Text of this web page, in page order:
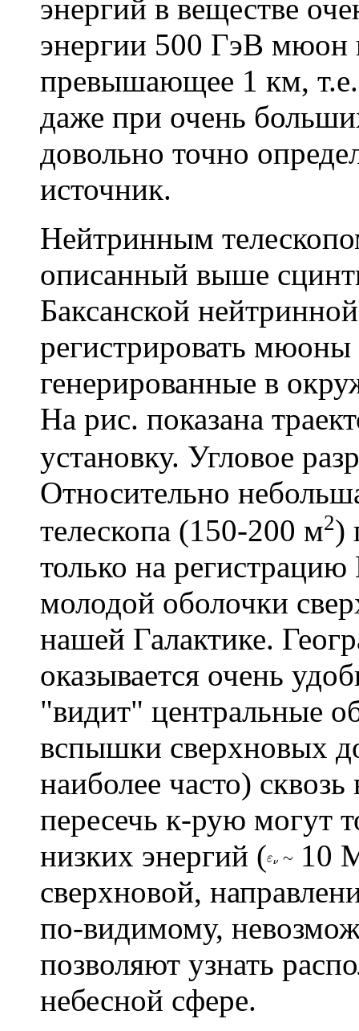
энергий в веществе
энергии 500 ГэВ мюон
превышающее 1 км, т.е.
даже при очень
довольно точно
источник.
Нейтринным
описанный выше
Баксанской
регистрировать
генерированные в
На рис. показана
установку. Угловое
Относительно
телескопа (150-200 м2)
только на
молодой оболочки
нашей Галактике.
оказывается очень
"видит" центральные
вспышки сверхновых
наиболее часто)
пересечь к-рую могут
низких энергий (
10
сверхновой,
по-видимому,
позволяют узнать
небесной сфере.